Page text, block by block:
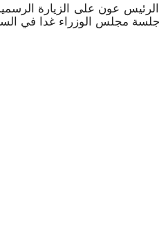
عون على الزيارة الرسمية
مجلس الوزراء غدا في